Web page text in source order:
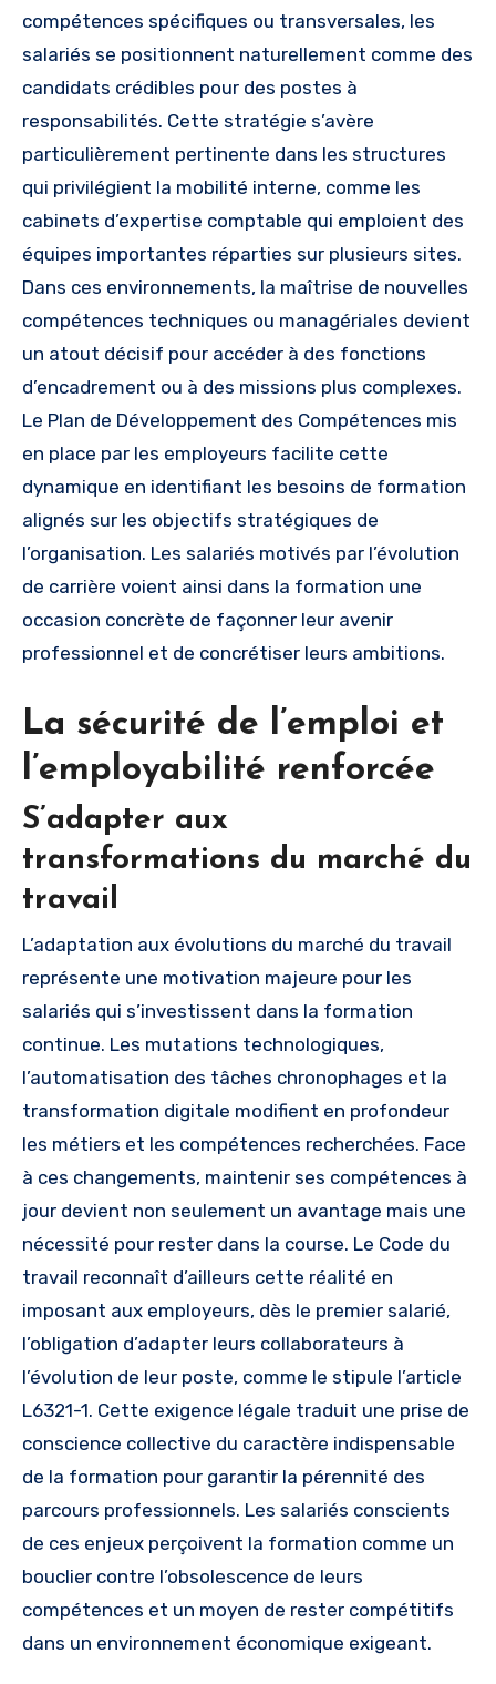
compétences spécifiques ou transversales, les
salariés se positionnent naturellement comme des
candidats crédibles pour des postes à
responsabilités. Cette stratégie s’avère
particulièrement pertinente dans les structures
qui privilégient la mobilité interne, comme les
cabinets d’expertise comptable qui emploient des
équipes importantes réparties sur plusieurs sites.
Dans ces environnements, la maîtrise de nouvelles
compétences techniques ou managériales devient
un atout décisif pour accéder à des fonctions
d’encadrement ou à des missions plus complexes.
Le Plan de Développement des Compétences mis
en place par les employeurs facilite cette
dynamique en identifiant les besoins de formation
alignés sur les objectifs stratégiques de
l’organisation. Les salariés motivés par l’évolution
de carrière voient ainsi dans la formation une
occasion concrète de façonner leur avenir
professionnel et de concrétiser leurs ambitions.
La sécurité de l’emploi et
l’employabilité renforcée
S’adapter aux
transformations du marché du
travail
L’adaptation aux évolutions du marché du travail
représente une motivation majeure pour les
salariés qui s’investissent dans la formation
continue. Les mutations technologiques,
l’automatisation des tâches chronophages et la
transformation digitale modifient en profondeur
les métiers et les compétences recherchées. Face
à ces changements, maintenir ses compétences à
jour devient non seulement un avantage mais une
nécessité pour rester dans la course. Le Code du
travail reconnaît d’ailleurs cette réalité en
imposant aux employeurs, dès le premier salarié,
l’obligation d’adapter leurs collaborateurs à
l’évolution de leur poste, comme le stipule l’article
L6321-1. Cette exigence légale traduit une prise de
conscience collective du caractère indispensable
de la formation pour garantir la pérennité des
parcours professionnels. Les salariés conscients
de ces enjeux perçoivent la formation comme un
bouclier contre l’obsolescence de leurs
compétences et un moyen de rester compétitifs
dans un environnement économique exigeant.